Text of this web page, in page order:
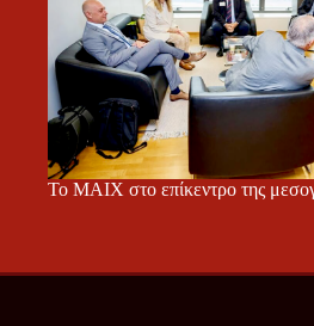
Το ΜΑΙΧ στο επίκεντρο της